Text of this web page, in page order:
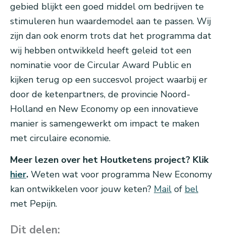
gebied blijkt een goed middel om bedrijven te
stimuleren hun waardemodel aan te passen. Wij
zijn dan ook enorm trots dat het programma dat
wij hebben ontwikkeld heeft geleid tot een
nominatie voor de Circular Award Public en
kijken terug op een succesvol project waarbij er
door de ketenpartners, de provincie Noord-
Holland en New Economy op een innovatieve
manier is samengewerkt om impact te maken
met circulaire economie.
Meer lezen over het Houtketens project? Klik
hier. Weten wat voor programma New Economy
kan ontwikkelen voor jouw keten? Mail of bel
met Pepijn.
Dit delen: